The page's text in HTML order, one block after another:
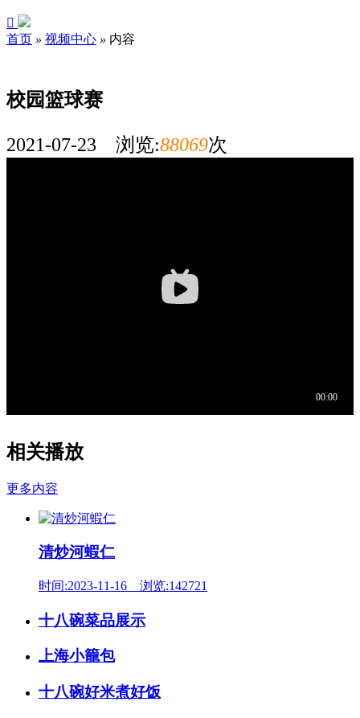

首页 » 视频中心 » 内容
校园篮球赛
2021-07-23 浏览:88069次
相关播放
更多内容
清炒河蝦仁
时间:2023-11-16 浏览:142721
十八碗菜品展示
上海小籠包
十八碗好米煮好饭